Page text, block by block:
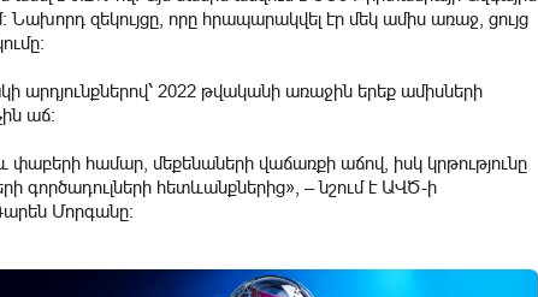
Նախորդ զեկույցը, որը հրապարակվել էր մեկ ամիս առաջ, ցույց
արդյունքներով՝ 2022 թվականի առաջին երեք ամիսների
աճ։
համար, մեքենաների վաճառքի աճով, իսկ կրթությունը
գործադուլների հետևանքներից», – նշում է ԱՎԾ-ի
Մորգանը: